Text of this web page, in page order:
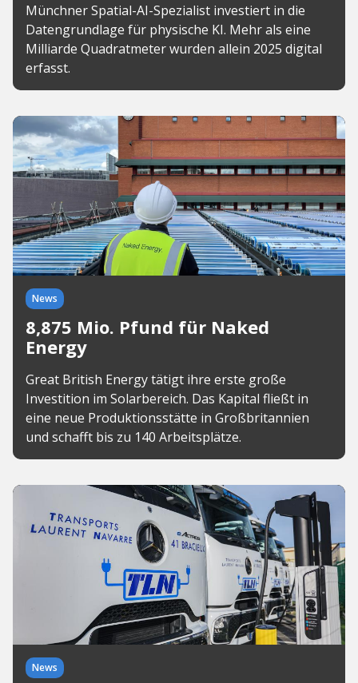
Münchner Spatial-AI-Spezialist investiert in die
Datengrundlage für physische KI. Mehr als eine
Milliarde Quadratmeter wurden allein 2025 digital
erfasst.
News
8,875 Mio. Pfund für Naked
Energy
Great British Energy tätigt ihre erste große
Investition im Solarbereich. Das Kapital fließt in
eine neue Produktionsstätte in Großbritannien
und schafft bis zu 140 Arbeitsplätze.
News